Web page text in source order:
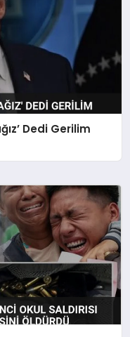
Dedi Gerilim